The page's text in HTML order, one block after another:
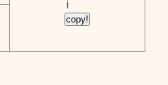
i
copy!